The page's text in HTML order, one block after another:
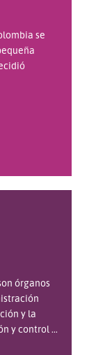
se
órganos
y la
y control ...